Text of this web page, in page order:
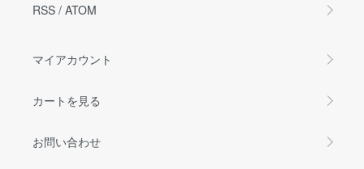
RSS / ATOM
マイアカウント
カートを見る
お問い合わせ